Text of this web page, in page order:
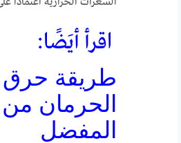
اقرأ أيَضًا:
طريقة حرق
الحرمان
المفضل